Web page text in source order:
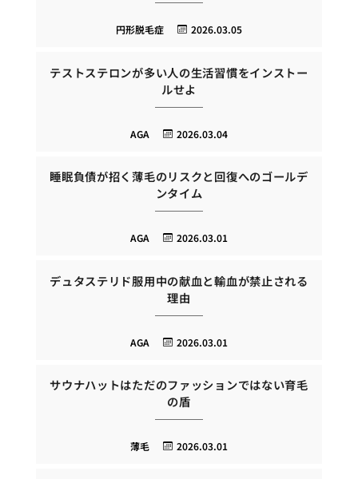
2026.03.05
円形脱毛症
テストステロンが多い人の生活習慣をインストー
ルせよ
2026.03.04
AGA
睡眠負債が招く薄毛のリスクと回復へのゴールデ
ンタイム
2026.03.01
AGA
デュタステリド服用中の献血と輸血が禁止される
理由
2026.03.01
AGA
サウナハットはただのファッションではない育毛
の盾
2026.03.01
薄毛